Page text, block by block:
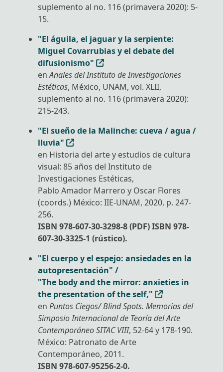
Semblanza
Proyectos
Publicaciones
Conferencias
Textos
Crítica de
arte
suplemento al no. 116 (primavera 2020): 5-
15.
"El águila, el jaguar y la serpiente:
Miguel Covarrubias y el debate del
difusionismo"
enAnales del Instituto de Investigaciones
Estéticas, México, UNAM, vol. XLII,
suplemento al no. 116 (primavera 2020):
215-243.
"El sueño de la Malinche: cueva / agua /
lluvia"
en Historia del arte y estudios de cultura
visual: 85 años del Instituto de
Investigaciones Estéticas,
Pablo Amador Marrero y Oscar Flores
(coords.) México: IIE-UNAM, 2020, p. 247-
256.
ISBN 978-607-30-3298-8 (PDF) ISBN 978-
607-30-3325-1 (rústico).
"El cuerpo y el espejo: ansiedades en la
autopresentación" /
"The body and the mirror: anxieties in
the presentation of the self,"
en Puntos Ciegos/ Blind Spots. Memorias del
Simposio Internacional de Teoría del Arte
Contemporáneo SITAC VIII, 52-64 y 178-190.
México: Patronato de Arte
Contemporáneo, 2011.
ISBN 978-607-95256-2-0.